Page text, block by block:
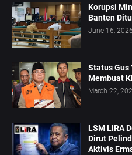
Korupsi
Banten
June 16, 2026
Status Gus
Membuat
March 22,
LSM LIRA
Dirut
Aktivis